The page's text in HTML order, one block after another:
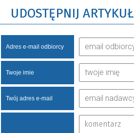
UDOSTĘPNIJ ARTYKUŁ
Adres e-mail odbiorcy
Twoje imie
Twój adres e-mail